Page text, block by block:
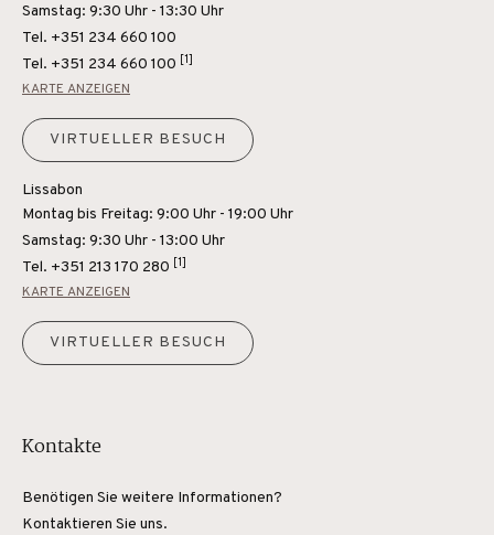
Samstag: 9:30 Uhr - 13:30 Uhr
Tel. +351 234 660 100
Tel. +351 234 660 100 [1]
KARTE ANZEIGEN
VIRTUELLER BESUCH
Lissabon
Montag bis Freitag: 9:00 Uhr - 19:00 Uhr
Samstag: 9:30 Uhr - 13:00 Uhr
Tel. +351 213 170 280 [1]
KARTE ANZEIGEN
VIRTUELLER BESUCH
Kontakte
Benötigen Sie weitere Informationen?
Kontaktieren Sie uns.